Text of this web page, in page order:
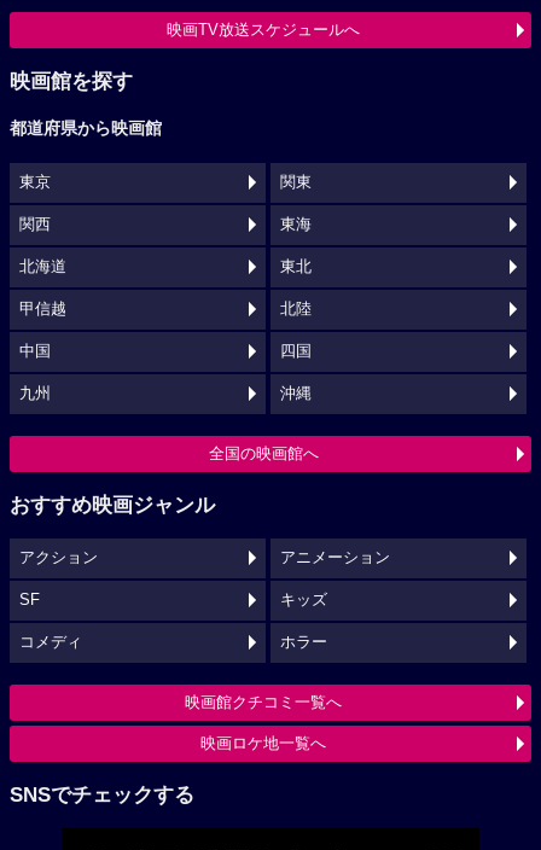
映画TV放送スケジュールへ
映画館を探す
都道府県から映画館
東京 関東
関西 東海
北海道 東北
甲信越 北陸
中国 四国
九州 沖縄
全国の映画館へ
おすすめ映画ジャンル
アクション アニメーション
SF キッズ
コメディ ホラー
映画館クチコミ一覧へ
映画ロケ地一覧へ
SNSでチェックする